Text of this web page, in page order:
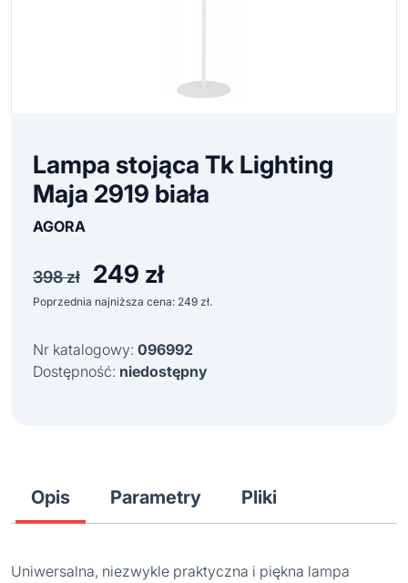
Lampa stojąca Tk Lighting
Maja 2919 biała
AGORA
398zł
Pierwotna
wynosiła:
249 złAktualna
Poprzednia najniższa cena: 249 zł.
Nr katalogowy: 096992
Dostępność: niedostępny
Opis Parametry Pliki
Uniwersalna, niezwykle praktyczna i piękna lampa